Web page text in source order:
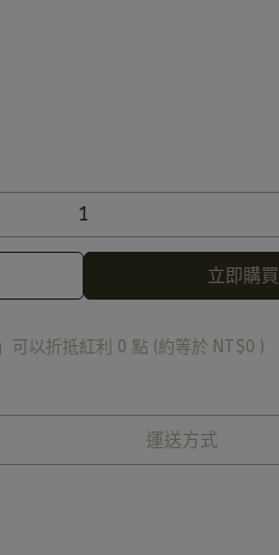
立即購買
可以折抵紅利 0 點 (約等於 NT$0 )
運送方式